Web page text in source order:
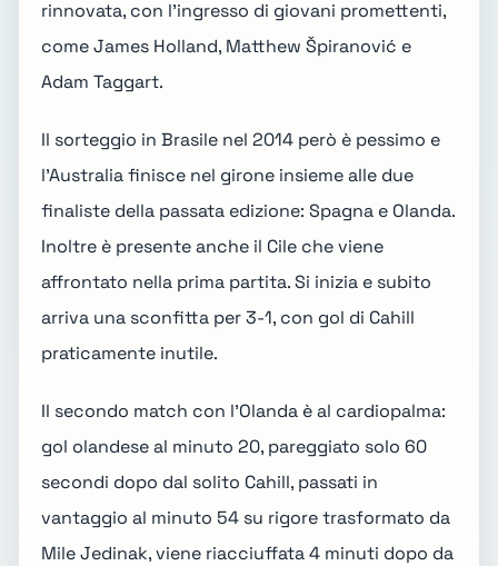
rinnovata, con l'ingresso di giovani promettenti,
come James Holland, Matthew Špiranović e
Adam Taggart.
Il sorteggio in Brasile nel 2014 però è pessimo e
l'Australia finisce nel girone insieme alle due
finaliste della passata edizione: Spagna e Olanda.
Inoltre è presente anche il Cile che viene
affrontato nella prima partita. Si inizia e subito
arriva una sconfitta per 3-1, con gol di Cahill
praticamente inutile.
Il secondo match con l'Olanda è al cardiopalma:
gol olandese al minuto 20, pareggiato solo 60
secondi dopo dal solito Cahill, passati in
vantaggio al minuto 54 su rigore trasformato da
Mile Jedinak, viene riacciuffata 4 minuti dopo da